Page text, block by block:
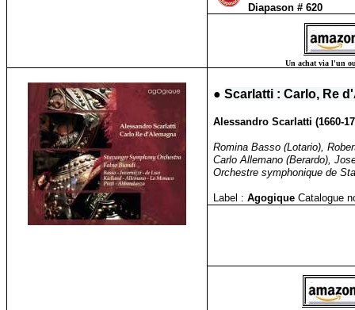
Diapason # 620
Un achat via l'un
●Scarlatti : Carlo, Re
Alessandro Scarlatti (1660-
Romina Basso (Lotario),
Carlo Allemano (Berardo),
Orchestre symphonique de
Label : AgogiqueCatalogue